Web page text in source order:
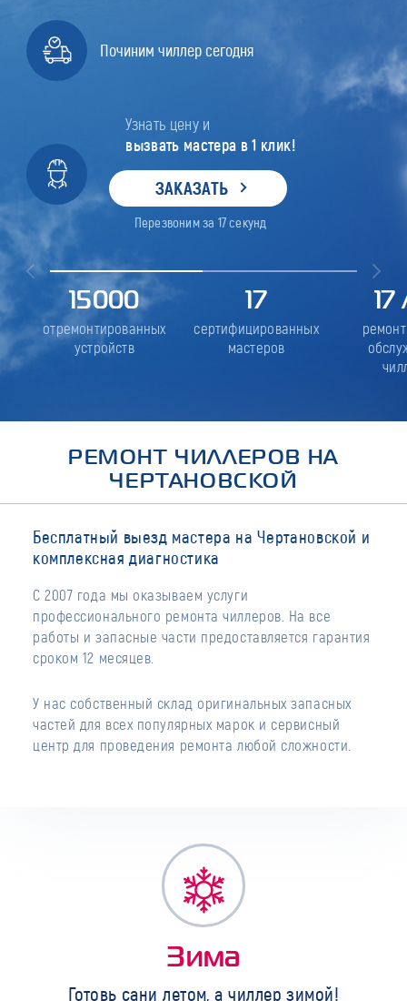
Починим чиллер сегодня
Узнать цену и
вызвать мастера в 1 клик!
ЗАКАЗАТЬ
Перезвоним за 17секунд
15000
отремонтированных
устройств
17
сертифицированных
мастеров
17
РЕМОНТ ЧИЛЛЕРОВ НА
ЧЕРТАНОВСКОЙ
Бесплатный выезд мастера на Чертановской и
комплексная диагностика
С 2007 года мы оказываем услуги
профессионального ремонта чиллеров. На все
работы и запасные части предоставляется гарантия
сроком 12 месяцев.
У нас собственный склад оригинальных запасных
частей для всех популярных марок и сервисный
центр для проведения ремонта любой сложности.
Зима
Готовь сани летом, а чиллер зимой!